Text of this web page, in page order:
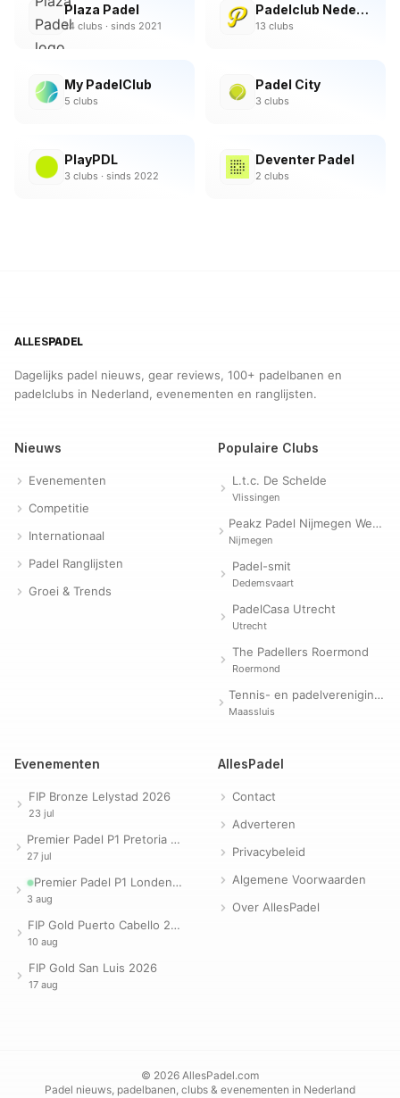
Plaza Padel
14 clubs · sinds 2021
Padelclub Nederland
13 clubs
My PadelClub
5 clubs
Padel City
3 clubs
PlayPDL
3 clubs · sinds 2022
Deventer Padel
2 clubs
ALLESPADEL
Dagelijks padel nieuws, gear reviews, 100+ padelbanen en
padelclubs in Nederland, evenementen en ranglijsten.
Nieuws
Evenementen
Competitie
Internationaal
Padel Ranglijsten
Groei & Trends
Populaire Clubs
L.t.c. De Schelde
Vlissingen
Peakz Padel Nijmegen Westerpark | Padelclub
Nijmegen
Padel-smit
Dedemsvaart
PadelCasa Utrecht
Utrecht
The Padellers Roermond
Roermond
Tennis- en padelvereniging Evergreen
Maassluis
Evenementen
FIP Bronze Lelystad 2026
23 jul
Premier Padel P1 Pretoria 2026
27 jul
Premier Padel P1 Londen 2026
3 aug
FIP Gold Puerto Cabello 2026
10 aug
FIP Gold San Luis 2026
17 aug
AllesPadel
Contact
Adverteren
Privacybeleid
Algemene Voorwaarden
Over AllesPadel
© 2026 AllesPadel.com
Padel nieuws, padelbanen, clubs & evenementen in Nederland